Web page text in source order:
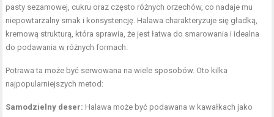
pasty sezamowej, cukru oraz często różnych orzechów, co nadaje mu
niepowtarzalny smak i konsystencję. Halawa charakteryzuje się gładką,
kremową strukturą, która sprawia, że jest łatwa do smarowania i idealna
do podawania w różnych formach.
Potrawa ta może być serwowana na wiele sposobów. Oto kilka
najpopularniejszych metod:
Samodzielny deser: Halawa może być podawana w kawałkach jako